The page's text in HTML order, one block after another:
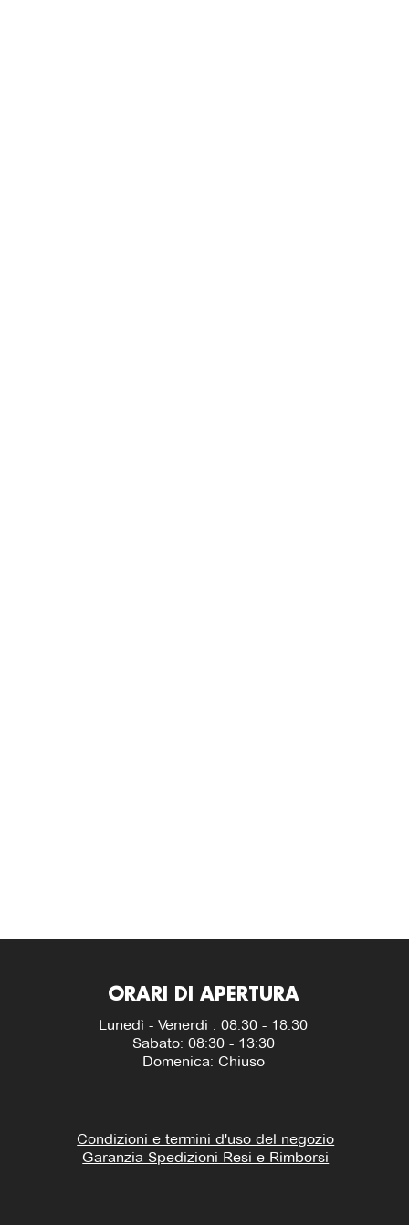
ORARI DI APERTURA
Lunedì - Venerdi : 08:30 - 18:30
Sabato: 08:30 - 13:30
Domenica: Chiuso
Condizioni e termini d'uso del negozio
Garanzia-Spedizioni-Resi e Rimborsi